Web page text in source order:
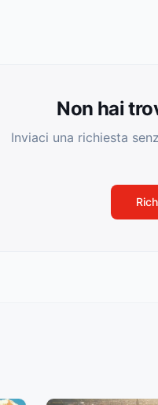
Non hai
Inviaci una richiesta